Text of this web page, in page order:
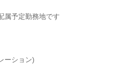
属予定勤務地です
ーション)